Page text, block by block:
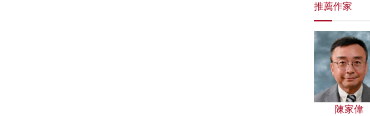
推薦作家
陳家偉